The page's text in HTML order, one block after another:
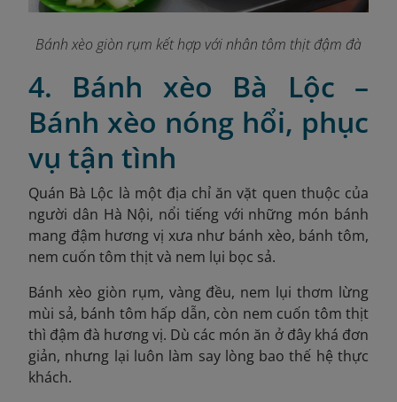
Bánh xèo giòn rụm kết hợp với nhân tôm thịt đậm đà
4. Bánh xèo Bà Lộc –
Bánh xèo nóng hổi, phục
vụ tận tình
Quán Bà Lộc là một địa chỉ ăn vặt quen thuộc của
người dân Hà Nội, nổi tiếng với những món bánh
mang đậm hương vị xưa như bánh xèo, bánh tôm,
nem cuốn tôm thịt và nem lụi bọc sả.
Bánh xèo giòn rụm, vàng đều, nem lụi thơm lừng
mùi sả, bánh tôm hấp dẫn, còn nem cuốn tôm thịt
thì đậm đà hương vị. Dù các món ăn ở đây khá đơn
giản, nhưng lại luôn làm say lòng bao thế hệ thực
khách.